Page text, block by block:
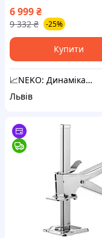
плит і гіпсокартону
механічний ліфт для
гіпсокартону
6 999₴
9 332 ₴ -25%
Купити
📈NEKO: Динаміка інструментів для твого успіху
Львів